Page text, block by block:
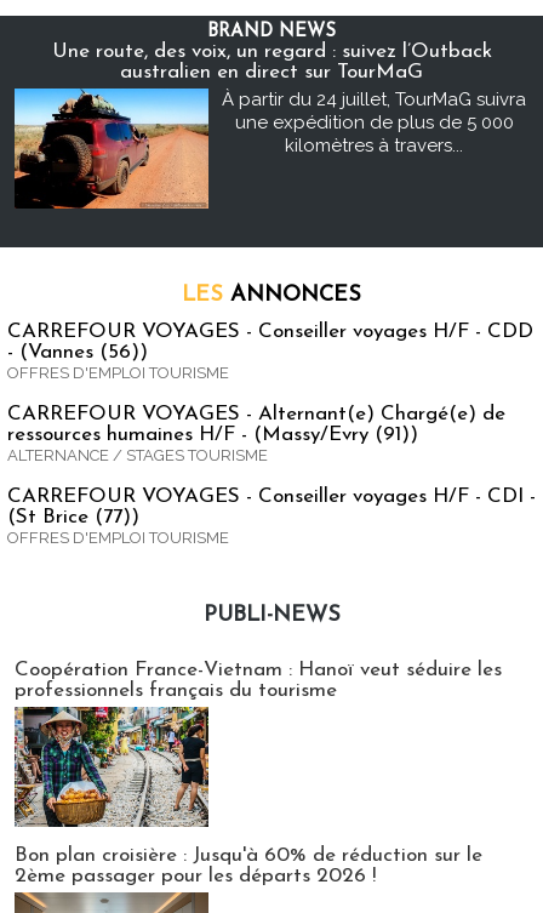
BRAND NEWS
Une route, des voix, un regard : suivez l’Outback
australien en direct sur TourMaG
À partir du 24 juillet, TourMaG suivra
une expédition de plus de 5 000
kilomètres à travers...
LES ANNONCES
CARREFOUR VOYAGES - Conseiller voyages H/F - CDD
- (Vannes (56))
OFFRES D'EMPLOI TOURISME
CARREFOUR VOYAGES - Alternant(e) Chargé(e) de
ressources humaines H/F - (Massy/Evry (91))
ALTERNANCE / STAGES TOURISME
CARREFOUR VOYAGES - Conseiller voyages H/F - CDI -
(St Brice (77))
OFFRES D'EMPLOI TOURISME
PUBLI-NEWS
Coopération France-Vietnam : Hanoï veut séduire les
professionnels français du tourisme
Bon plan croisière : Jusqu'à 60% de réduction sur le
2ème passager pour les départs 2026 !